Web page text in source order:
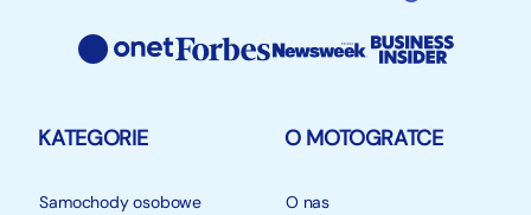
KATEGORIE
Samochody osobowe
O MOTOGRATCE
O nas